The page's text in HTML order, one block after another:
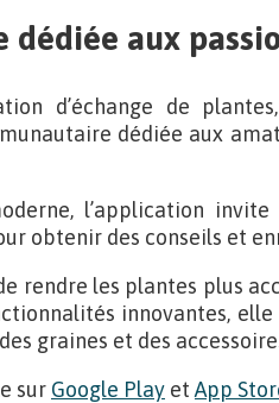
dédiée aux
d’échange de
dédiée aux
l’application
obtenir des conseils et
rendre les plantes plus
innovantes,
graines et des
sur Google Play et App